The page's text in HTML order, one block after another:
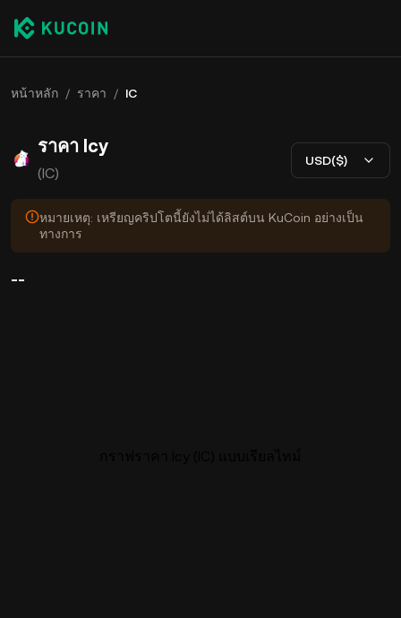
หน้าหลัก / ราคา / IC
ราคา Icy
(IC)
USD($)
หมายเหตุ: เหรียญคริปโตนี้ยังไม่ได้ลิสต์บน KuCoin อย่างเป็น
ทางการ
--